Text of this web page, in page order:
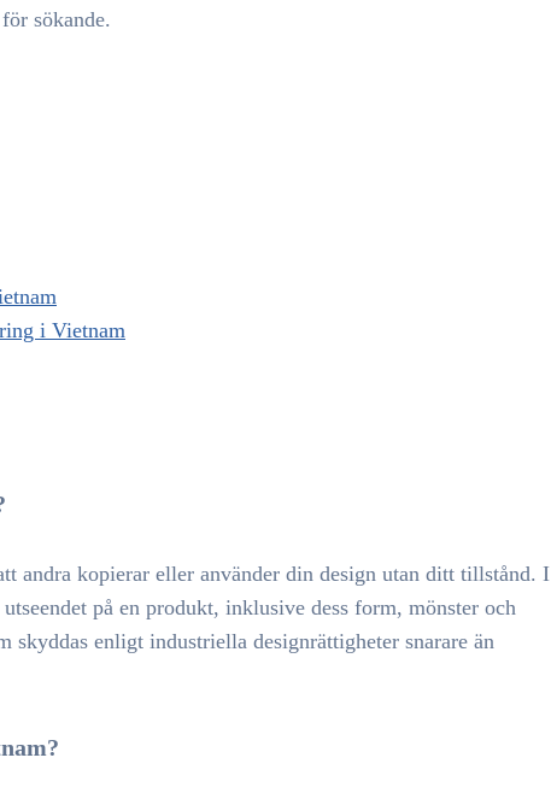
sökande.
i Vietnam
andra kopierar eller använder din design utan ditt tillstånd. I
på en produkt, inklusive dess form, mönster och
enligt industriella designrättigheter snarare än